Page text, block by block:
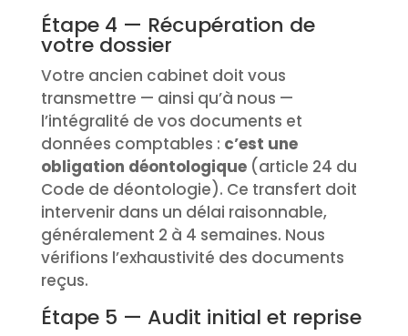
Étape 4 — Récupération de
votre dossier
Votre ancien cabinet doit vous
transmettre — ainsi qu’à nous —
l’intégralité de vos documents et
données comptables : c’est une
obligation déontologique(article 24 du
Code de déontologie). Ce transfert doit
intervenir dans un délai raisonnable,
généralement 2 à 4 semaines. Nous
vérifions l’exhaustivité des documents
reçus.
Étape 5 — Audit initial et reprise